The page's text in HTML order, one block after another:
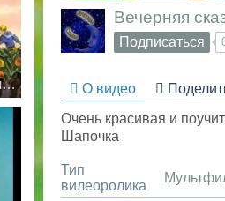
Вечерняя
Подписаться
О видео
Очень красивая и
Шапочка
Тип
вилеоролика
С Я Маршак Плывёт, плывёт кораблик